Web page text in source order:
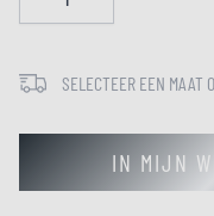
SELECTEER EEN MAAT
IN MIJN